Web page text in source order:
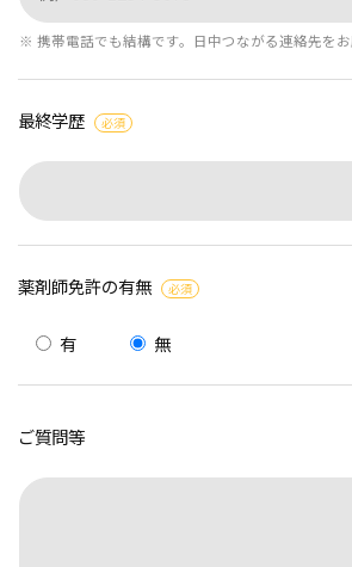
※ 携帯電話でも結構です。日中つながる連絡先をお
最終学歴 必須
薬剤師免許の有無 必須
有 無
ご質問等